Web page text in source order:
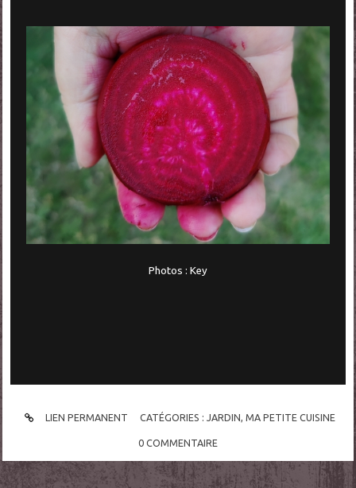
Photos : Key
LIEN PERMANENT CATÉGORIES : JARDIN ,MA PETITE CUISINE
0 COMMENTAIRE